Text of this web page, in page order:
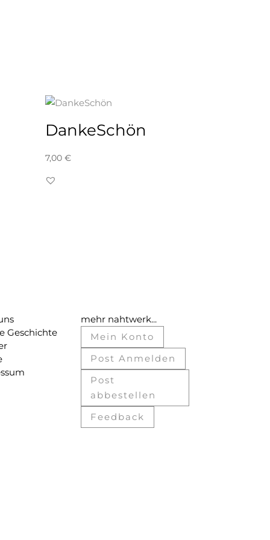
DankeSchön
7,00€
Geschichte
mehr nahtwerk...
Mein Konto
Post Anmelden
Post
abbestellen
Feedback